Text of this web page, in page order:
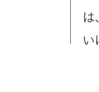
は
い